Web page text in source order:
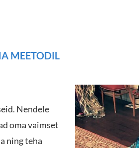
MEETODIL
. Nendele
oma vaimset
ning teha